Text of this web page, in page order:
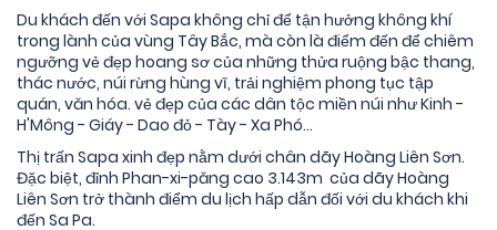
Du khách đến với Sapa không chỉ để tận hưởng không khí
trong lành của vùng Tây Bắc, mà còn là điểm đến để chiêm
ngưỡng vẻ đẹp hoang sơ của những thửa ruộng bậc thang,
thác nước, núi rừng hùng vĩ, trải nghiệm phong tục tập
quán, văn hóa. vẻ đẹp của các dân tộc miền núi như Kinh -
H'Mông - Giáy - Dao đỏ - Tày - Xa Phó...
Thị trấn Sapa xinh đẹp nằm dưới chân dãy Hoàng Liên Sơn.
Đặc biệt, đỉnh Phan-xi-păng cao 3.143m của dãy Hoàng
Liên Sơn trở thành điểm du lịch hấp dẫn đối với du khách khi
đến Sa Pa.